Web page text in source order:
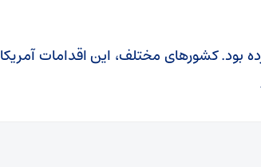
بود. کشورهای مختلف، این اقدامات آمریکا